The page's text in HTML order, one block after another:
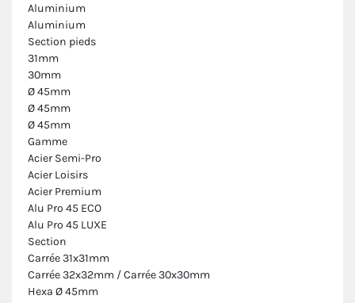
Aluminium
Aluminium
Section pieds
31mm
30mm
Ø 45mm
Ø 45mm
Ø 45mm
Gamme
Acier Semi-Pro
Acier Loisirs
Acier Premium
Alu Pro 45 ECO
Alu Pro 45 LUXE
Section
Carrée 31x31mm
Carrée 32x32mm / Carrée 30x30mm
Hexa Ø 45mm